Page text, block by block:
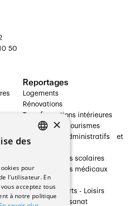
50
Reportages
Logements
Rénovations
Transformations intérieures
Hôtelleries et tourismes
Bâtiments administratifs et
Établissements scolaires
Établissements médicaux
Villas
Cultures - Sports - Loisirs
Industrie - Artisanat
×
des
pour
l'utilisateur. En
acceptez tous
à notre politique